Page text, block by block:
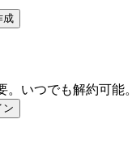
成
。いつでも解約可能。
ン